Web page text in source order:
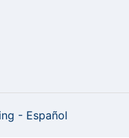
- Español